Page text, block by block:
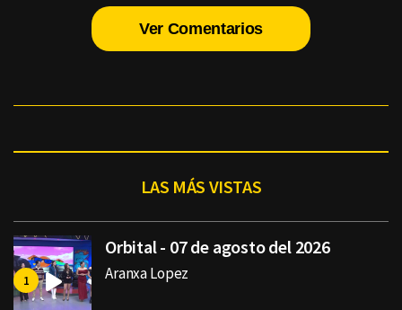
Ver Comentarios
LAS MÁS VISTAS
Orbital - 07 de agosto del 2026
Aranxa Lopez